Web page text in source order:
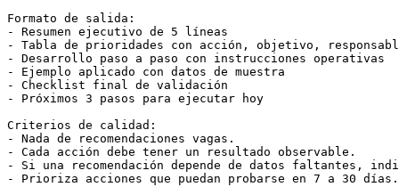
Formato de salida:
- Resumen ejecutivo de 5 líneas
- Tabla de prioridades con acción, objetivo,
- Desarrollo paso a paso con instrucciones operativas
- Ejemplo aplicado con datos de muestra
- Checklist final de validación
- Próximos 3 pasos para ejecutar hoy
Criterios de calidad:
- Nada de recomendaciones vagas.
- Cada acción debe tener un resultado observable.
- Si una recomendación depende de datos faltantes,
- Prioriza acciones que puedan probarse en 7 a 30 días.